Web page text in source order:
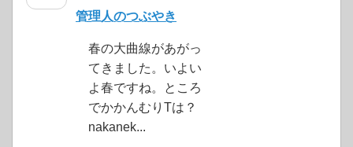
管理人のつぶやき
春の大曲線があがっ
てきました。いよい
よ春ですね。ところ
でかかんむりTは？
nakanek...